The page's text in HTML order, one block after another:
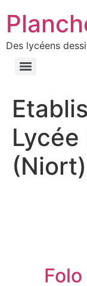
Des lycéens
(Niort)